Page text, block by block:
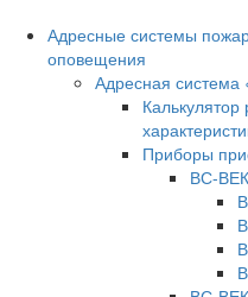
Адресные системы
оповещения
Адресная
Калькулятор
Приборы
ВС-